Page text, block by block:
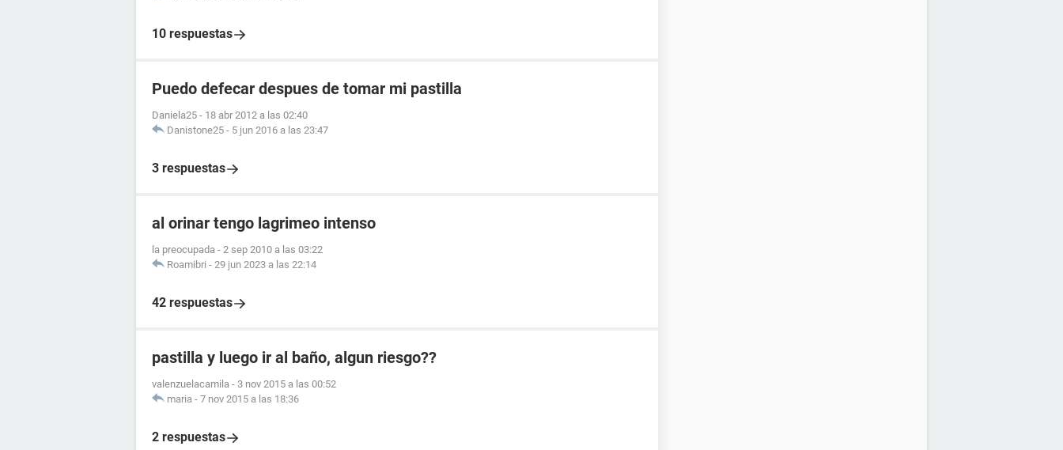
10 respuestas
Puedo defecar despues de tomar mi pastilla
Daniela25 - 18 abr 2012 a las 02:40
Danistone25 - 5 jun 2016 a las 23:47
3 respuestas
al orinar tengo lagrimeo intenso
la preocupada - 2 sep 2010 a las 03:22
Roamibri - 29 jun 2023 a las 22:14
42 respuestas
pastilla y luego ir al baño, algun riesgo??
valenzuelacamila - 3 nov 2015 a las 00:52
maria - 7 nov 2015 a las 18:36
2 respuestas